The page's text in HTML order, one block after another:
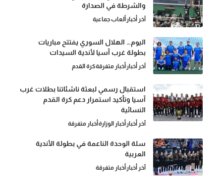
والشرطة في الصدارة
آخر أخبارألعاب جماعية
اليوم… الهلال السوري يفتتح مباريات
بطولة غرب آسيا لأندية السيدات
آخر أخبارأخبار متفرقةكرة القدم
استقبال رسمي لبعثة ناشئاتنا بطلات غرب
آسيا وتأكيد استمرار دعم كرة القدم
النسائية
آخر أخبارأخبار الوزارةأخبار متفرقة
سلة الوحدة الناعمة في بطولة الأندية
العربية
آخر أخبارأخبار متفرقة